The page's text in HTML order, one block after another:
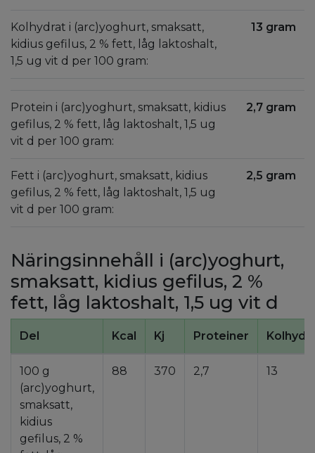
Kolhydrat i (arc)yoghurt, smaksatt,
kidius gefilus, 2 % fett, låg laktoshalt,
1,5 ug vit d per 100 gram:
13 gram
Protein i (arc)yoghurt, smaksatt, kidius
gefilus, 2 % fett, låg laktoshalt, 1,5 ug
vit d per 100 gram:
2,7 gram
Fett i (arc)yoghurt, smaksatt, kidius
gefilus, 2 % fett, låg laktoshalt, 1,5 ug
vit d per 100 gram:
2,5 gram
Näringsinnehåll i (arc)yoghurt,
smaksatt, kidius gefilus, 2 %
fett, låg laktoshalt, 1,5 ug vit d
Del Kcal Kj Proteiner
100 g
(arc)yoghurt,
smaksatt,
kidius
gefilus, 2 %
88 370 2,7 13